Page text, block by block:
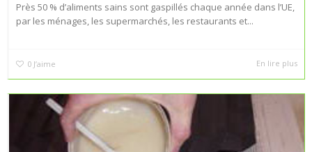
Près 50 % d’aliments sains sont gaspillés chaque année dans l’UE,
par les ménages, les supermarchés, les restaurants et...
0 J’aime En lire plus